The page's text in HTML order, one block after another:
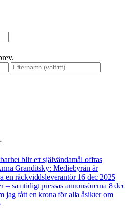
blir ett självändamål offras
Granditsky: Mediebyrån är
en räckviddsleverantör16 dec 2025
samtidigt pressas annonsörerna 8 dec
jag fått en krona för alla åsikter om